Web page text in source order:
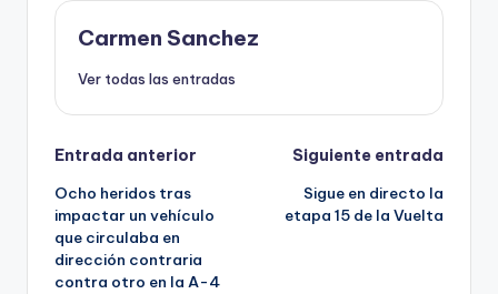
Carmen Sanchez
Ver todas las entradas
Navegación
de
entradas
Entrada anterior
Ocho heridos tras
impactar un vehículo
que circulaba en
dirección contraria
contra otro en la A-4
Siguiente entrada
Sigue en directo la
etapa 15 de la Vuelta